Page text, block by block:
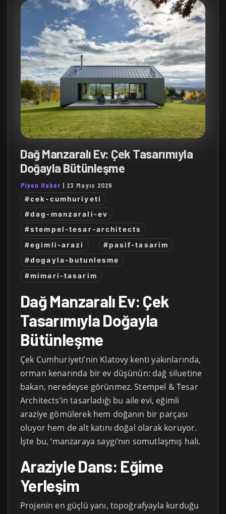
Dağ Manzaralı Ev: Çek Tasarımıyla
Doğayla Bütünleşme
Piyon Haber | 23 Mayıs 2026
#cek-cumhuriyeti
#dag-manzarali-ev
#stempel-tesar-architects
#egimli-arazi
#pasif-tasarim
#dogayla-butunlesme
#mimari-tasarim
Dağ Manzaralı Ev: Çek
Tasarımıyla Doğayla
Bütünleşme
Çek Cumhuriyeti’nin Klatovy kenti yakınlarında,
orman kenarında bir ev düşünün: dağ siluetine
bakan, neredeyse görünmez. Stempel & Tesar
Architects’in tasarladığı bu aile evi, eğimli
araziye gömülerek hem doğanın bir parçası
oluyor hem de alt katını doğal olarak koruyor.
İşte bu, ‘manzaraya saygı’nın somutlaşmış hali.
Araziyle Dans: Eğime
Yerleşim
Projenin en güçlü yanı, topoğrafyayla kurduğu